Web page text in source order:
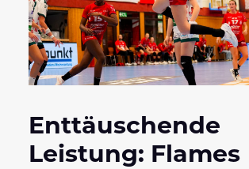
Enttäuschende
Leistung: Flames